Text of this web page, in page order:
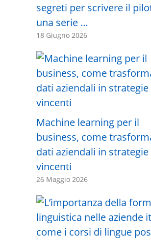
segreti per scrivere il
una serie …
18 Giugno 2026
Machine learning per il
business, come
dati aziendali in strategie
vincenti
26 Maggio 2026